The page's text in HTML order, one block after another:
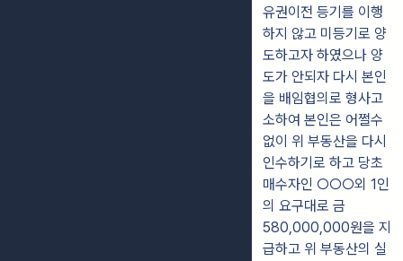
유권이전 등기를 이행
하지 않고 미등기로 양
도하고자 하였으나 양
도가 안되자 다시 본인
을 배임협의로 형사고
소하여 본인은 어쩔수
없이 위 부동산을 다시
인수하기로 하고 당초
매수자인 ○○○외 1인
의 요구대로 금
580,000,000원을 지
급하고 위 부동산의 실